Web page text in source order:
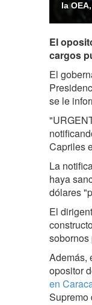
la
El
cargos
El
se le
Capriles
La
haya
dólares
El
sobornos
Además,
opositor
en
Supremo